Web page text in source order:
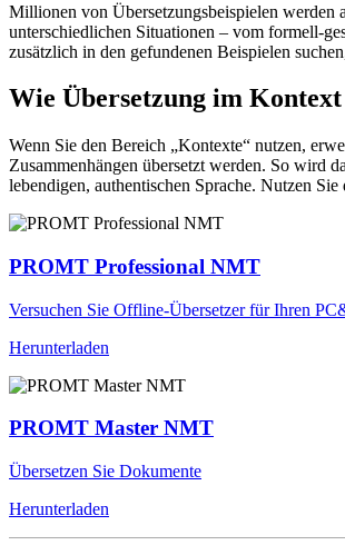
Millionen von Übersetzungsbeispielen werden
unterschiedlichen Situationen – vom formell-
zusätzlich in den gefundenen Beispielen
Wie Übersetzung im
Wenn Sie den Bereich „Kontexte“ nutzen,
Zusammenhängen übersetzt werden. So wird
lebendigen, authentischen Sprache. Nutzen
PROMT Professional NMT
Versuchen Sie Offline-Übersetzer für Ihren
Herunterladen
PROMT Master NMT
Übersetzen Sie Dokumente
Herunterladen